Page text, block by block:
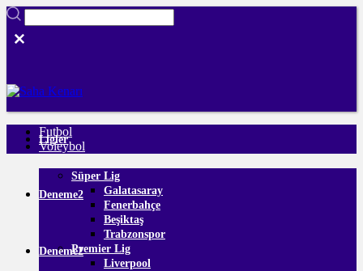
Ligler
Süper Lig
Galatasaray
Fenerbahçe
Beşiktaş
Trabzonspor
Premier Lig
Liverpool
Futbol
Voleybol
Deneme2
Deneme2